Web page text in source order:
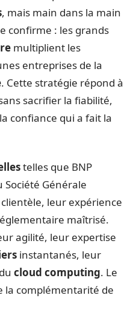
, mais main dans la main
confirme : les grands
multiplient les
entreprises de la
. Cette stratégie répond à
sacrifier la fiabilité,
confiance qui a fait la
telles que BNP
Société Générale
leur expérience
maîtrisé.
agilité, leur expertise
instantanés, leur
cloud computing. Le
la complémentarité de